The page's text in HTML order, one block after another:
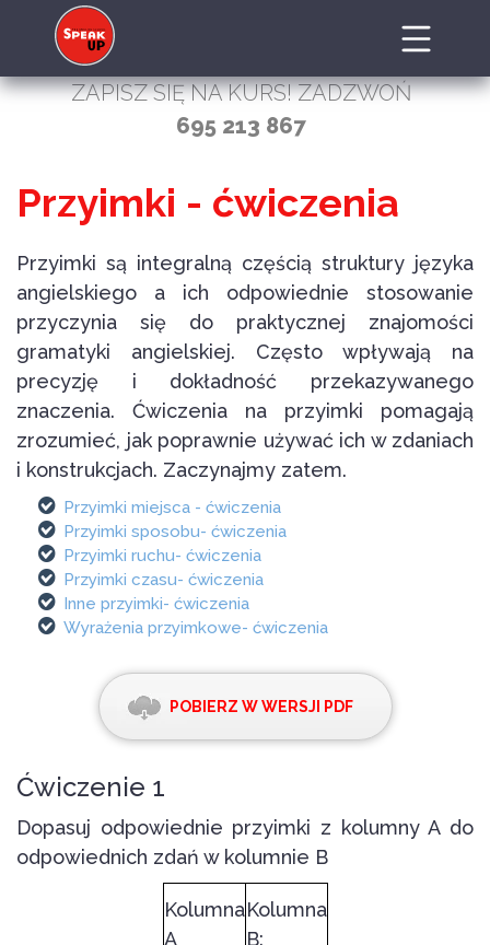
ZAPISZ SIĘ NA KURS! ZADZWOŃ
695 213 867
Przyimki - ćwiczenia
Przyimki są integralną częścią struktury języka
angielskiego a ich odpowiednie stosowanie
przyczynia się do praktycznej znajomości
gramatyki angielskiej. Często wpływają na
precyzję i dokładność przekazywanego
znaczenia. Ćwiczenia na przyimki pomagają
zrozumieć, jak poprawnie używać ich w zdaniach
i konstrukcjach. Zaczynajmy zatem.
Przyimki miejsca - ćwiczenia
Przyimki sposobu- ćwiczenia
Przyimki ruchu- ćwiczenia
Przyimki czasu- ćwiczenia
Inne przyimki- ćwiczenia
Wyrażenia przyimkowe- ćwiczenia
POBIERZ W WERSJI PDF
Ćwiczenie 1
Dopasuj odpowiednie przyimki z kolumny A do
odpowiednich zdań w kolumnie B
Kolumna
A
Kolumna
B: